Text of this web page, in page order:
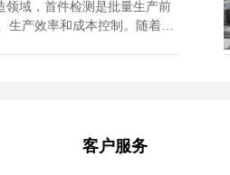
领域，首件检测是批量生产前
产效率和成本控制。随着智
客户服务